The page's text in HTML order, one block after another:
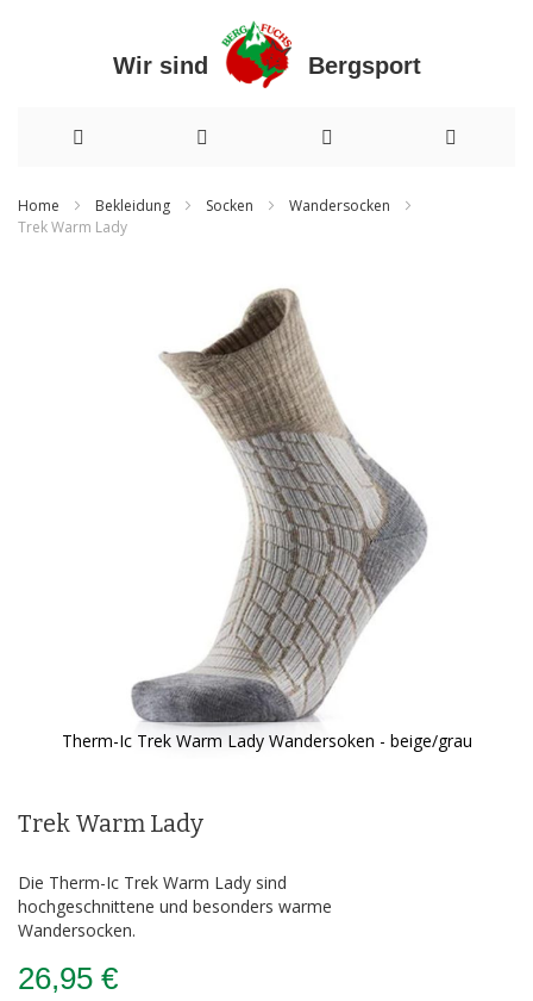
Wir sind Bergsport
zum
Home Bekleidung Socken
Wandersocken
Trek Warm Lady
Therm-Ic Trek Warm Lady Wandersoken - beige/grau
der
Trek Warm Lady
Die Therm-Ic Trek Warm Lady sind
hochgeschnittene und besonders warme
Wandersocken.
26,95 €